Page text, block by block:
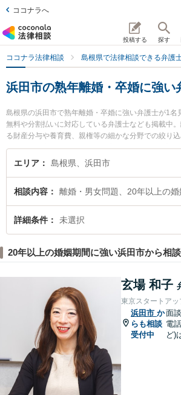
ココナラへ
投稿する 探す
ココナラ法律相談 島根県で法律相談できる弁護
浜田市の熟年離婚・卒婚に強い
島根県の浜田市で熟年離婚・卒婚に強い弁護士が1名
無料や分割払いに対応している弁護士なども掲載中
る財産分与や養育費、親権等の細かな分野での絞り込
特にはまだ市民法律事務所の本家 泉衣弁護士のプロ
用、強みなどが注目されています。『浜田市で土日
婚・卒婚を法律相談できる浜田市内の弁護士に相談
の相談者さんにおすすめです。
エリア 島根県、浜田市
相談内容 離婚・男女問題、20年以上の婚
詳細条件 未選択
20年以上の婚姻期間に強い浜田市から相
玄場 和子
東京スタートア
浜田市 か
らも相談
受付中
面
電
ど)